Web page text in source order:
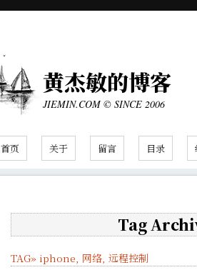
黄杰敏的博客
JIEMIN.COM © SINCE 2006
首页 关于 留言 目录
Tag
TAG» iphone, 网络, 远程控制